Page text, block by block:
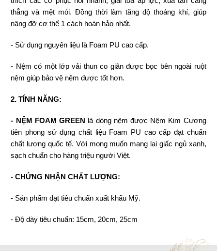
thẳng và mệt mỏi. Đồng thời làm tăng độ thoáng khí, giúp
nâng đỡ cơ thể 1 cách hoàn hảo nhất.
- Sử dụng nguyên liệu là Foam PU cao cấp.
- Nệm có một lớp vải thun co giãn được bọc bên ngoài ruột
nệm giúp bảo vệ nệm được tốt hơn.
2. TÍNH NĂNG:
- NỆM FOAM GREEN là dòng nệm được Nệm Kim Cương
tiên phong sử dụng chất liệu Foam PU cao cấp đạt chuẩn
chất lượng quốc tế. Với mong muốn mang lại giấc ngủ xanh,
sạch chuẩn cho hàng triệu người Việt.
- CHỨNG NHẬN CHẤT LƯỢNG:
- Sản phẩm đạt tiêu chuẩn xuất khẩu Mỹ.
- Độ dày tiêu chuẩn: 15cm, 20cm, 25cm